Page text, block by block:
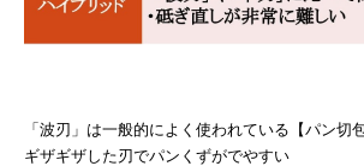
「波刃」は一般的によく使われている【パン切
ギザギザした刃でパンくずがでやすい